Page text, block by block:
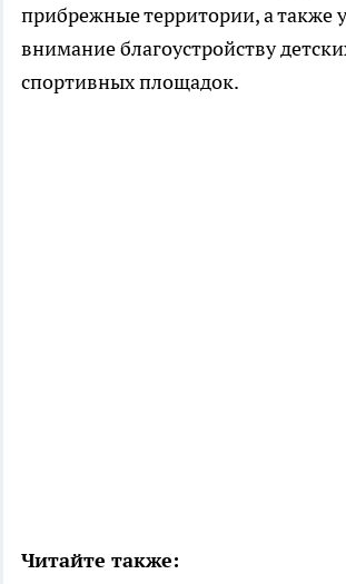
прибрежные территории, а также
внимание благоустройству
спортивных площадок.
Читайте также: